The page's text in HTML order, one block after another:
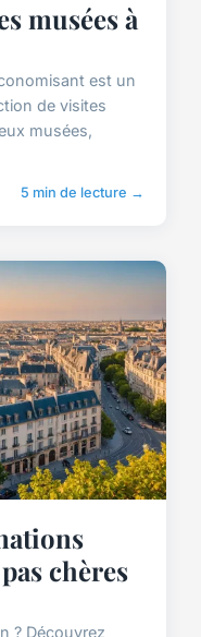
musées à
est un
de visites
musées,
5 min de lecture →
chères
? Découvrez